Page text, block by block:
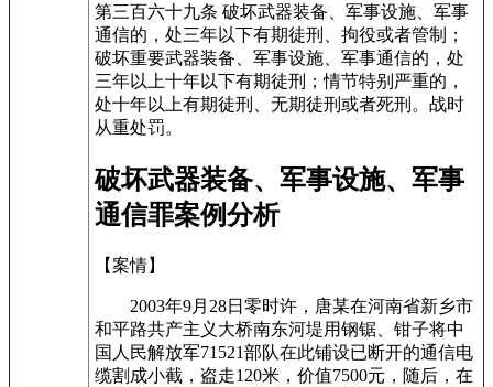
第三百六十九条 破坏武器装备、军事设施、军事
通信的，处三年以下有期徒刑、拘役或者管制；
破坏重要武器装备、军事设施、军事通信的，处
三年以上十年以下有期徒刑；情节特别严重的，
处十年以上有期徒刑、无期徒刑或者死刑。战时
从重处罚。
破坏武器装备、军事设施、军事
通信罪案例分析
【案情】
2003年9月28日零时许，唐某在河南省新乡市
和平路共产主义大桥南东河堤用钢锯、钳子将中
国人民解放军71521部队在此铺设已断开的通信电
缆割成小截，盗走120米，价值7500元，随后，在